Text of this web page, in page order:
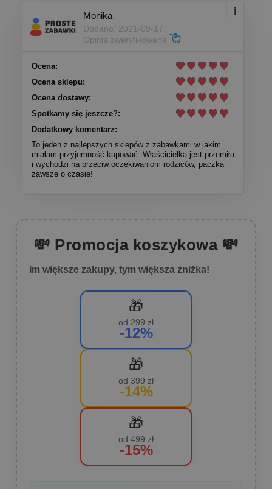
Monika
Dodano: 2021-09-17
Opinia zweryfikowana
Ocena:
Ocena sklepu:
Ocena dostawy:
Spotkamy się jeszcze?:
Dodatkowy komentarz:
To jeden z najlepszych sklepów z zabawkami w jakim
miałam przyjemność kupować. Właścicielka jest przemiła
i wychodzi na przeciw oczekiwaniom rodziców, paczka
zawsze o czasie!
💸 Promocja koszykowa 💸
Im większe zakupy, tym większa zniżka!
🎁
od 299 zł
-12%
🎁
od 399 zł
-14%
🎁
od 499 zł
-15%